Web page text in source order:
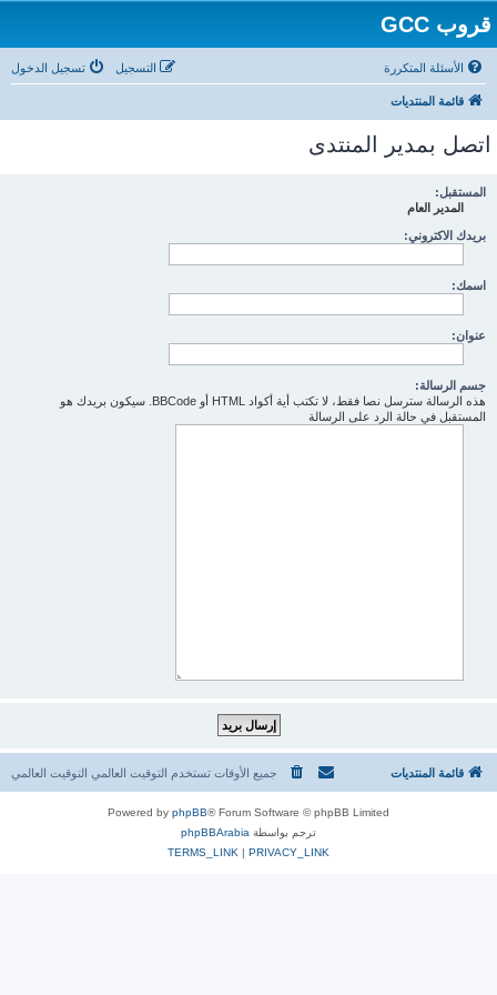
قروب GCC
الأسئلة المتكررة تسجيل الدخول التسجيل
قائمة المنتديات
اتصل بمدير المنتدى
المستقبل:
المدير العام
بريدك الاكتروني:
اسمك:
عنوان:
جسم الرسالة:
هذه الرسالة سترسل نصا فقط، لا تكتب أية أكواد HTML أو BBCode. سيكون بريدك هو
المستقبل في حالة الرد على الرسالة
قائمة المنتديات جميع الأوقات تستخدم التوقيت العالمي التوقيت العالمي
Powered by phpBB® Forum Software © phpBB Limited
ترجم بواسطة phpBBArabia
PRIVACY_LINK
|
TERMS_LINK